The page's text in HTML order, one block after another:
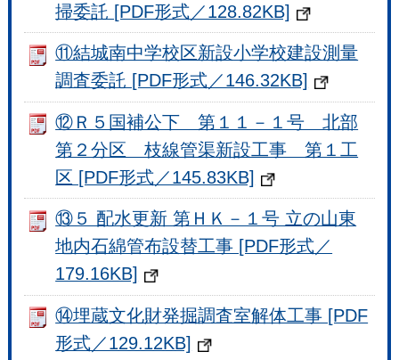
掃委託 [PDF形式／128.82KB]
⑪結城南中学校区新設小学校建設測量
調査委託 [PDF形式／146.32KB]
⑫Ｒ５国補公下 第１１－１号 北部
第２分区 枝線管渠新設工事 第１工
区 [PDF形式／145.83KB]
⑬５ 配水更新 第ＨＫ－１号 立の山東
地内石綿管布設替工事 [PDF形式／
179.16KB]
⑭埋蔵文化財発掘調査室解体工事 [PDF
形式／129.12KB]